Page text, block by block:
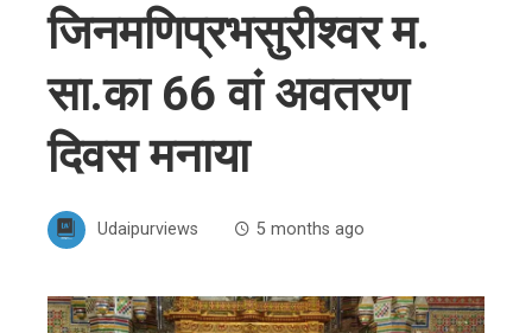
जिनमणिप्रभसुरीश्वर म.
सा.का 66 वां अवतरण
दिवस मनाया
Udaipurviews 5 months ago